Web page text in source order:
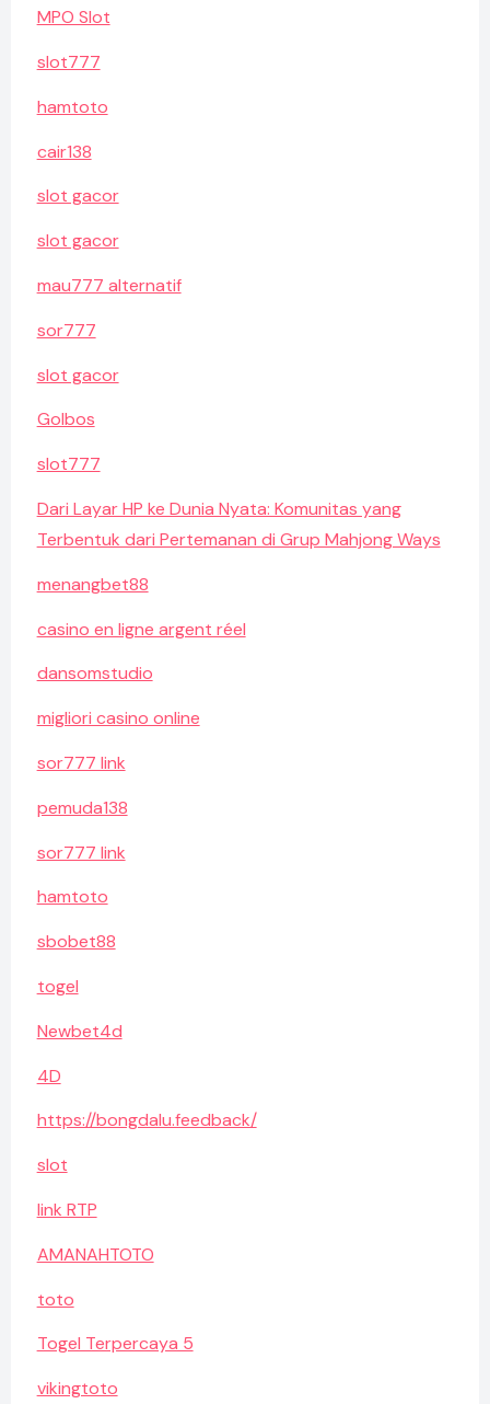
MPO Slot
slot777
hamtoto
cair138
slot gacor
slot gacor
mau777 alternatif
sor777
slot gacor
Golbos
slot777
Dari Layar HP ke Dunia Nyata: Komunitas yang
Terbentuk dari Pertemanan di Grup Mahjong Ways
menangbet88
casino en ligne argent réel
dansomstudio
migliori casino online
sor777 link
pemuda138
sor777 link
hamtoto
sbobet88
togel
Newbet4d
4D
https://bongdalu.feedback/
slot
link RTP
AMANAHTOTO
toto
Togel Terpercaya 5
vikingtoto